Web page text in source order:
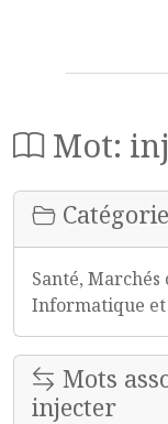
Mot:
Santé,
Informatique
Mots
injecter